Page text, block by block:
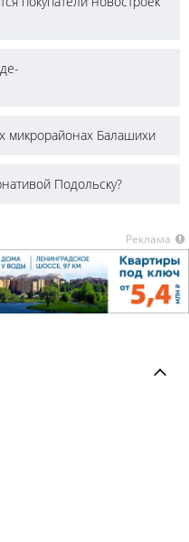
микрорайонах Балашихи
Подольску?
Реклама